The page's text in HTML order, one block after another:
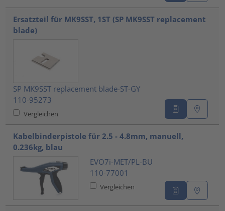
Ersatzteil für MK9SST, 1ST (SP MK9SST replacement
blade)
SP MK9SST replacement blade-ST-GY
110-95273
Vergleichen
Kabelbinderpistole für 2.5 - 4.8mm, manuell,
0.236kg, blau
EVO7i-MET/PL-BU
110-77001
Vergleichen